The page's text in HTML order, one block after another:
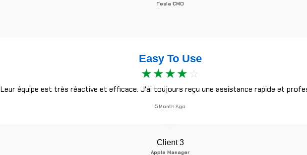
Tesla CMO
Client 3
Apple Manager
Easy To Use
☆☆☆☆ ☆
Leur équipe est très réactive et efficace. J'ai toujours reçu une assistance rapide et
5 Month Ago